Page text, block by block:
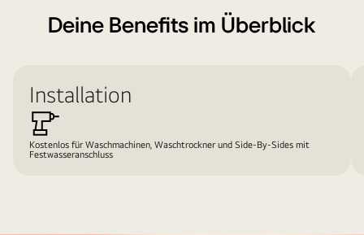
WeihnachtenDeine Benefits im Überblick
Installation
Kostenlos für Waschmachinen, Waschtrockner und Side-By-Sides mit
Festwasseranschluss